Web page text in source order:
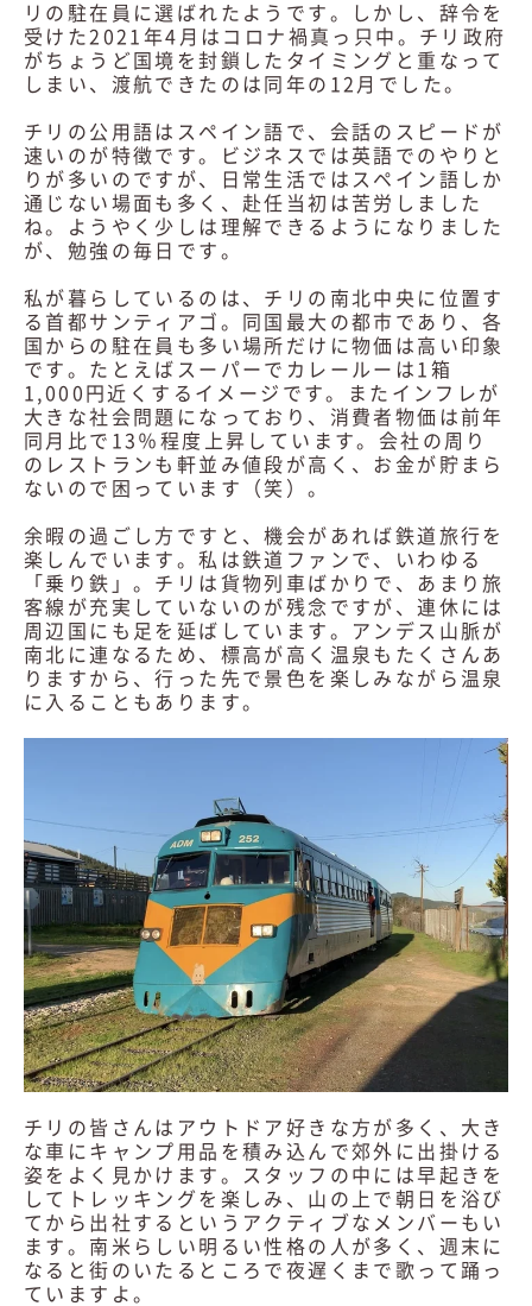
リの駐在員に選ばれたようです。しかし、辞令を
受けた2021年4月はコロナ禍真っ只中。チリ政府
がちょうど国境を封鎖したタイミングと重なって
しまい、渡航できたのは同年の12月でした。
チリの公用語はスペイン語で、会話のスピードが
速いのが特徴です。ビジネスでは英語でのやりと
りが多いのですが、日常生活ではスペイン語しか
通じない場面も多く、赴任当初は苦労しました
ね。ようやく少しは理解できるようになりました
が、勉強の毎日です。
私が暮らしているのは、チリの南北中央に位置す
る首都サンティアゴ。同国最大の都市であり、各
国からの駐在員も多い場所だけに物価は高い印象
です。たとえばスーパーでカレールーは1箱
1,000円近くするイメージです。またインフレが
大きな社会問題になっており、消費者物価は前年
同月比で13％程度上昇しています。会社の周り
のレストランも軒並み値段が高く、お金が貯まら
ないので困っています（笑）。
余暇の過ごし方ですと、機会があれば鉄道旅行を
楽しんでいます。私は鉄道ファンで、いわゆる
「乗り鉄」。チリは貨物列車ばかりで、あまり旅
客線が充実していないのが残念ですが、連休には
周辺国にも足を延ばしています。アンデス山脈が
南北に連なるため、標高が高く温泉もたくさんあ
りますから、行った先で景色を楽しみながら温泉
に入ることもあります。
チリの皆さんはアウトドア好きな方が多く、大き
な車にキャンプ用品を積み込んで郊外に出掛ける
姿をよく見かけます。スタッフの中には早起きを
してトレッキングを楽しみ、山の上で朝日を浴び
てから出社するというアクティブなメンバーもい
ます。南米らしい明るい性格の人が多く、週末に
なると街のいたるところで夜遅くまで歌って踊っ
ていますよ。